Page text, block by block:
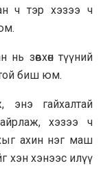
ч тэр хэзээ ч
зөвхөн түүний
биш юм.
энэ гайхалтай
хэзээ ч
ахин нэг маш
хэн хэнээс илүү